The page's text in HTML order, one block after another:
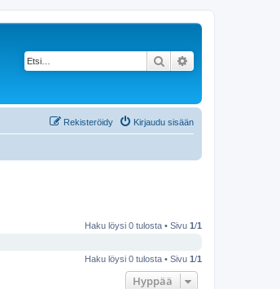
Etsi
Kirjaudu sisään
Rekisteröidy
Haku löysi 0 tulosta • Sivu 1/1
Haku löysi 0 tulosta • Sivu 1/1
Hyppää